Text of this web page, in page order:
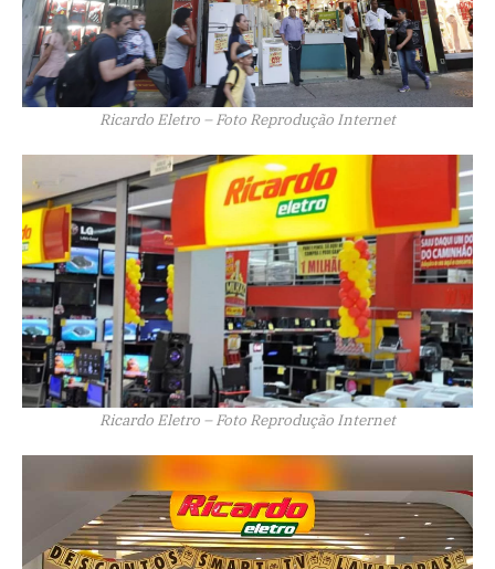
Ricardo Eletro – Foto Reprodução Internet
Ricardo Eletro – Foto Reprodução Internet